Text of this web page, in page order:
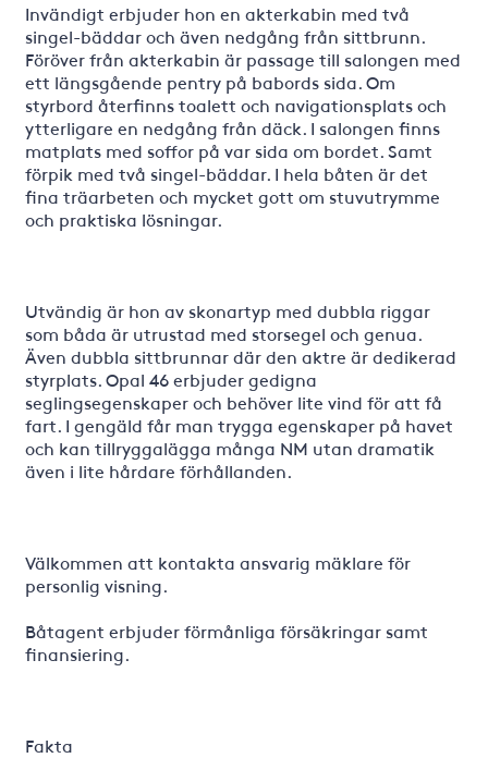
Invändigt erbjuder hon en akterkabin med två
singel-bäddar och även nedgång från sittbrunn.
Föröver från akterkabin är passage till salongen med
ett längsgående pentry på babords sida. Om
styrbord återfinns toalett och navigationsplats och
ytterligare en nedgång från däck. I salongen finns
matplats med soffor på var sida om bordet. Samt
förpik med två singel-bäddar. I hela båten är det
fina träarbeten och mycket gott om stuvutrymme
och praktiska lösningar.
Utvändig är hon av skonartyp med dubbla riggar
som båda är utrustad med storsegel och genua.
Även dubbla sittbrunnar där den aktre är dedikerad
styrplats. Opal 46 erbjuder gedigna
seglingsegenskaper och behöver lite vind för att få
fart. I gengäld får man trygga egenskaper på havet
och kan tillryggalägga många NM utan dramatik
även i lite hårdare förhållanden.
Välkommen att kontakta ansvarig mäklare för
personlig visning.
Båtagent erbjuder förmånliga försäkringar samt
finansiering.
Fakta